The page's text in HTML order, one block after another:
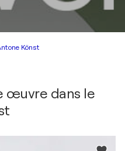
Könst
œuvre dans le